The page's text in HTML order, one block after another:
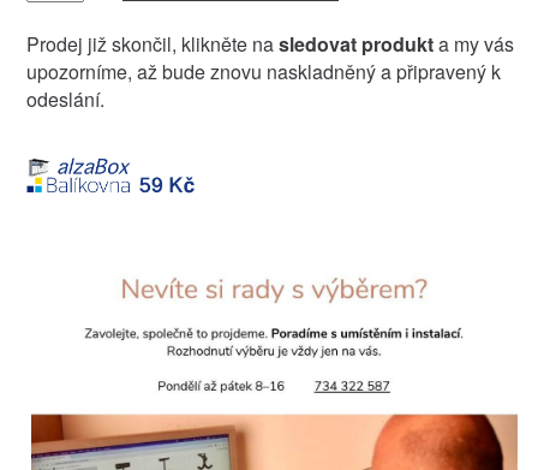
Prodej již skončil, klikněte nasledovat produkta my vás
upozorníme, až bude znovu naskladněný a připravený k
odeslání.